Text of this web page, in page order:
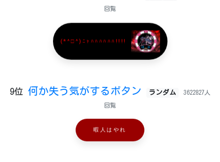
回覧
(*^□^)ﾆｬﾊﾊﾊﾊﾊﾊ!!!!
9位 何か失う気がするボタン ランダム 3622827人
回覧
暇人はやれ